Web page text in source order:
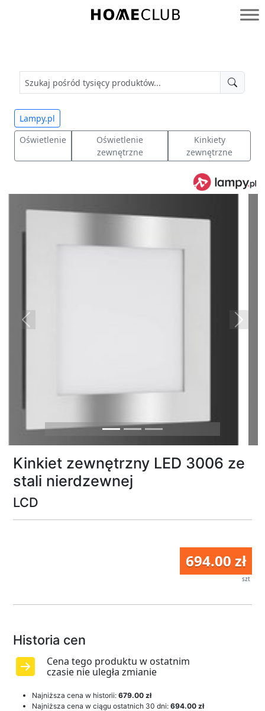
Homeclub
Lampy.pl
Oświetlenie
Oświetlenie
zewnętrzne
Kinkiety
zewnętrzne
Previous Next
Kinkiet zewnętrzny LED 3006 ze
stali nierdzewnej
LCD
694.00 zł
szt
Historia cen
Cena tego produktu w ostatnim
czasie nie uległa zmianie
Najniższa cena w historii: 679.00 zł
Najniższa cena w ciągu ostatnich 30 dni: 694.00 zł